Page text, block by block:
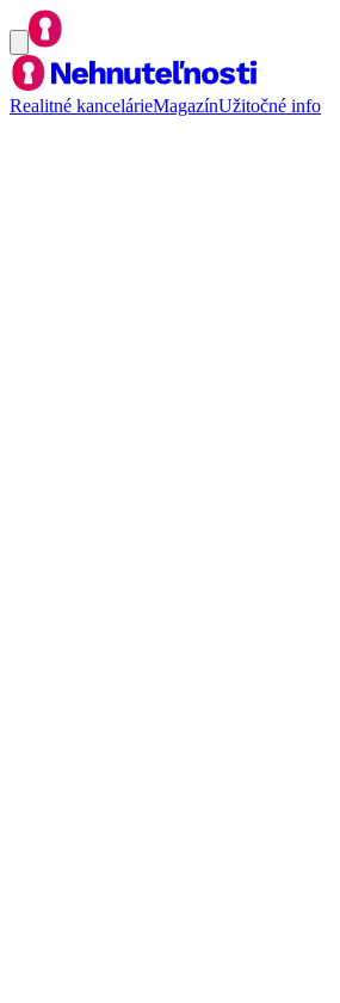
Realitné kancelárieMagazínUžitočné info